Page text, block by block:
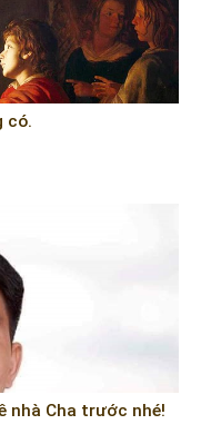
có.
nhà Cha trước nhé!